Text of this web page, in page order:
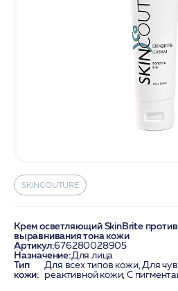
SKINCOUTURE
Крем осветляющий SkinBrite
выравнивания тона кожи
Артикул:676280028905
Назначение:Для лица
Тип
кожи:
Для всех типов кожи, Для
реактивной кожи, С